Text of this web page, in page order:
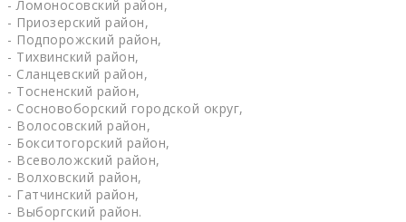
- Ломоносовский район,
- Приозерский район,
- Подпорожский район,
- Тихвинский район,
- Сланцевский район,
- Тосненский район,
- Сосновоборский городской округ,
- Волосовский район,
- Бокситогорский район,
- Всеволожский район,
- Волховский район,
- Гатчинский район,
- Выборгский район.